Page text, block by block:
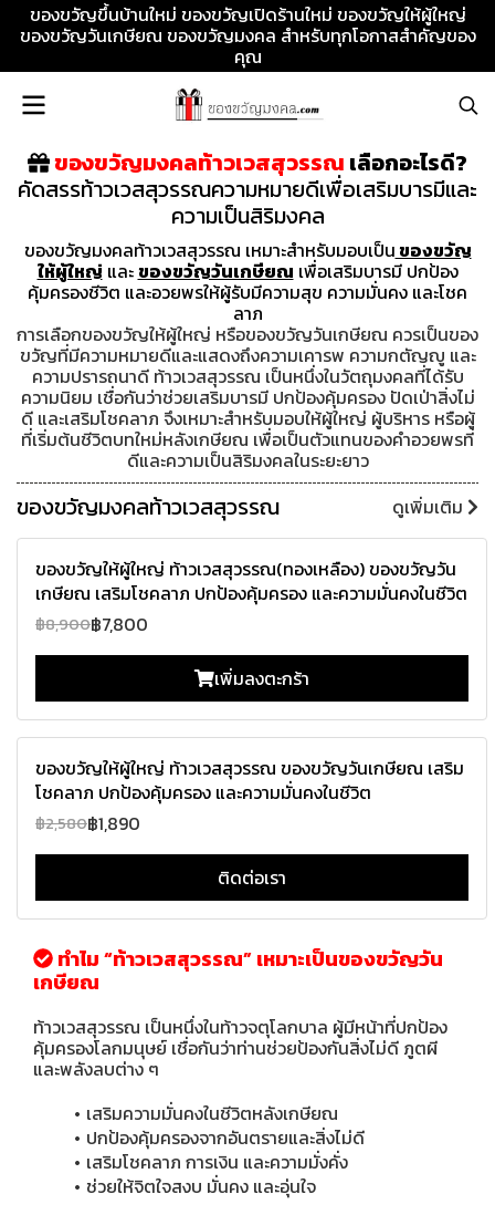
ของขวัญขึ้นบ้านใหม่ ของขวัญเปิดร้านใหม่ ของขวัญให้ผู้ใหญ่
ของขวัญวันเกษียณ ของขวัญมงคล สำหรับทุกโอกาสสำคัญของ
คุณ
ของขวัญมงคลท้าวเวสสุวรรณ เลือกอะไรดี?
คัดสรรท้าวเวสสุวรรณความหมายดีเพื่อเสริมบารมีและ
ความเป็นสิริมงคล
ของขวัญมงคลท้าวเวสสุวรรณ เหมาะสำหรับมอบเป็นของขวัญ
ให้ผู้ใหญ่ และของขวัญวันเกษียณ เพื่อเสริมบารมี ปกป้อง
คุ้มครองชีวิต และอวยพรให้ผู้รับมีความสุข ความมั่นคง และโชค
ลาภ
การเลือกของขวัญให้ผู้ใหญ่ หรือของขวัญวันเกษียณ ควรเป็นของ
ขวัญที่มีความหมายดีและแสดงถึงความเคารพ ความกตัญญู และ
ความปรารถนาดี ท้าวเวสสุวรรณ เป็นหนึ่งในวัตถุมงคลที่ได้รับ
ความนิยม เชื่อกันว่าช่วยเสริมบารมี ปกป้องคุ้มครอง ปัดเป่าสิ่งไม่
ดี และเสริมโชคลาภ จึงเหมาะสำหรับมอบให้ผู้ใหญ่ ผู้บริหาร หรือผู้
ที่เริ่มต้นชีวิตบทใหม่หลังเกษียณ เพื่อเป็นตัวแทนของคำอวยพรที่
ดีและความเป็นสิริมงคลในระยะยาว
ของขวัญมงคลท้าวเวสสุวรรณ ดูเพิ่มเติม
-12%
ของขวัญให้ผู้ใหญ่ ท้าวเวสสุวรรณ(ทองเหลือง) ของขวัญวัน
เกษียณ เสริมโชคลาภ ปกป้องคุ้มครอง และความมั่นคงในชีวิต
฿8,900฿7,800
เพิ่มลงตะกร้า
ของขวัญให้ผู้ใหญ่ ท้าวเวสสุวรรณ ของขวัญวันเกษียณ เสริม
โชคลาภ ปกป้องคุ้มครอง และความมั่นคงในชีวิต
฿2,580฿1,890
ติดต่อเรา
ทำไม “ท้าวเวสสุวรรณ” เหมาะเป็นของขวัญวัน
เกษียณ
ท้าวเวสสุวรรณ เป็นหนึ่งในท้าวจตุโลกบาล ผู้มีหน้าที่ปกป้อง
คุ้มครองโลกมนุษย์ เชื่อกันว่าท่านช่วยป้องกันสิ่งไม่ดี ภูตผี
และพลังลบต่าง ๆ
เสริมความมั่นคงในชีวิตหลังเกษียณ
ปกป้องคุ้มครองจากอันตรายและสิ่งไม่ดี
เสริมโชคลาภ การเงิน และความมั่งคั่ง
ช่วยให้จิตใจสงบ มั่นคง และอุ่นใจ